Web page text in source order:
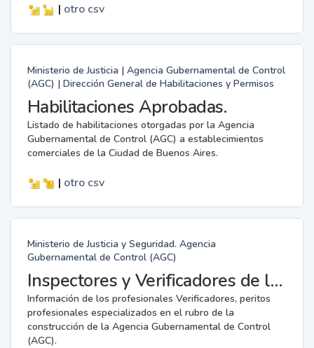
| otro csv
Ministerio de Justicia | Agencia Gubernamental de Control
(AGC) | Dirección General de Habilitaciones y Permisos
Habilitaciones Aprobadas.
Listado de habilitaciones otorgadas por la Agencia
Gubernamental de Control (AGC) a establecimientos
comerciales de la Ciudad de Buenos Aires.
| otro csv
Ministerio de Justicia y Seguridad. Agencia
Gubernamental de Control (AGC)
Inspectores y Verificadores de la AGC
Información de los profesionales Verificadores, peritos
profesionales especializados en el rubro de la
construcción de la Agencia Gubernamental de Control
(AGC).